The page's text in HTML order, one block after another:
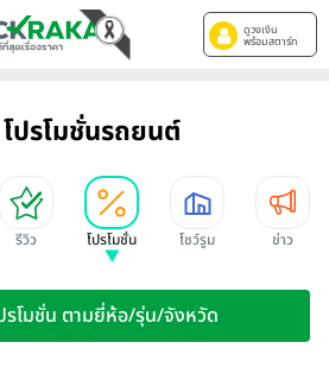
ดูวงเงิน
พร้อมสตาร์ท
โปรโมชั่นรถยนต์
รีวิว โปรโมชั่น โชว์รูม ข่าว
รโมชั่น ตามยี่ห้อ/รุ่น/จังหวัด